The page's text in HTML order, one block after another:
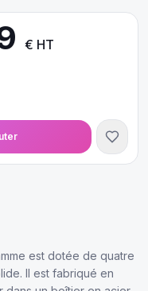
€ HT
est dotée de quatre
Il est fabriqué en